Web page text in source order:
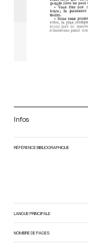
Infos
RÉFÉRENCE BIBLIOGRAPHIQUE
LANGUE PRINCIPALE
NOMBRE DE PAGES